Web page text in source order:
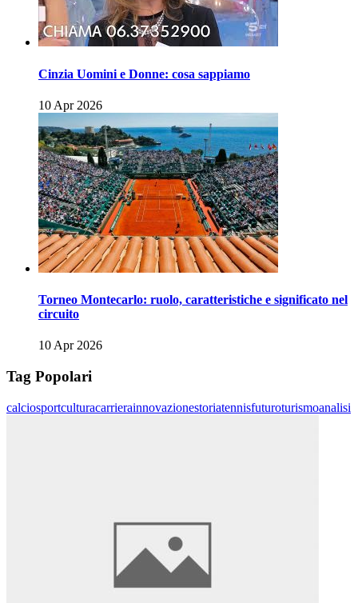
Cinzia Uomini e Donne: cosa sappiamo
10 Apr 2026
Torneo Montecarlo: ruolo, caratteristiche e significato nel
circuito
10 Apr 2026
Tag Popolari
calciosportculturacarrierainnovazionestoriatennisfuturoturismoanalisi